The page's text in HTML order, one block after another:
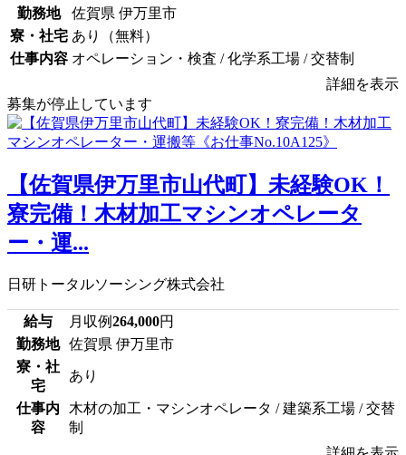
勤務地
佐賀県 伊万里市
寮・社宅 あり（無料）
仕事内容 オペレーション・検査 / 化学系工場 / 交替制
詳細を表示
募集が停止しています
【佐賀県伊万里市山代町】未経験OK！
寮完備！木材加工マシンオペレータ
ー・運...
日研トータルソーシング株式会社
給与 月収例264,000円
勤務地
佐賀県 伊万里市
寮・社
宅
あり
仕事内
容
木材の加工・マシンオペレータ / 建築系工場 / 交替
制